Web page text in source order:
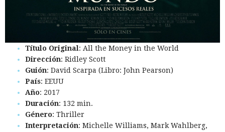
Título Original: All the Money in the World
Dirección: Ridley Scott
Guión: David Scarpa (Libro: John Pearson)
País: EEUU
Año: 2017
Duración: 132 min.
Género: Thriller
Interpretación: Michelle Williams, Mark Wahlberg,